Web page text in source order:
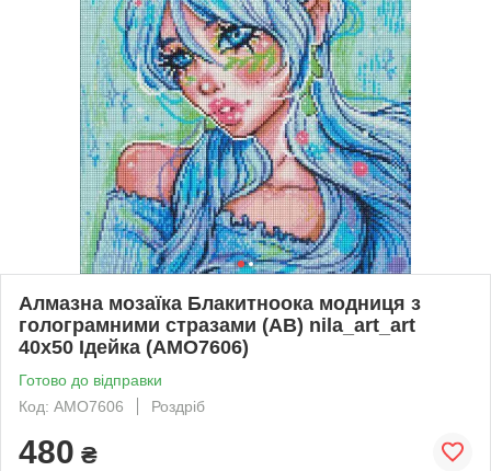
Алмазна мозаїка Блакитноока модниця з
голограмними стразами (АВ) nila_art_art
40х50 Ідейка (AMO7606)
Готово до відправки
Код: AMO7606
Роздріб
480 ₴